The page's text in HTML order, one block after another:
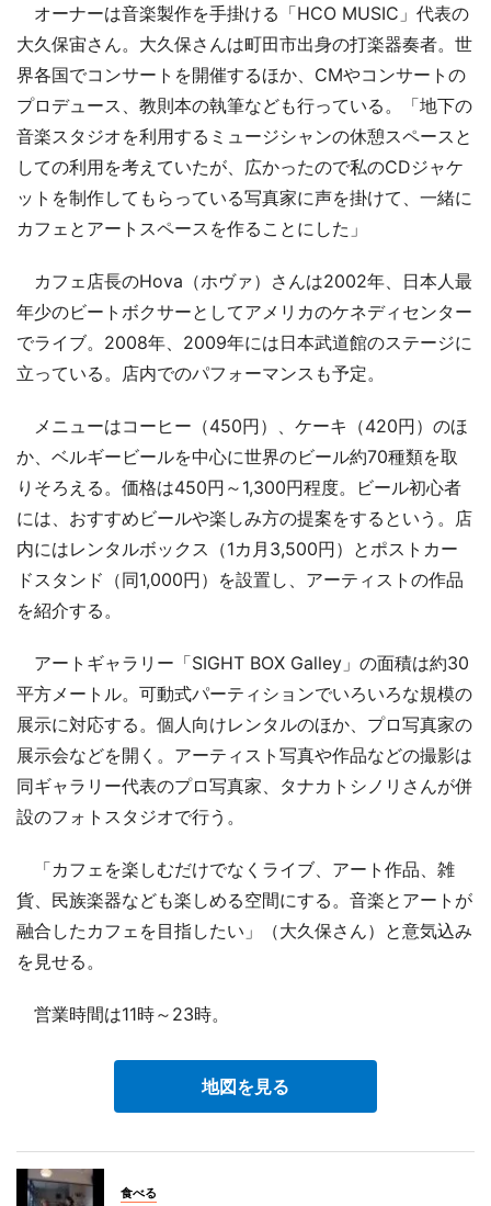
オーナーは音楽製作を手掛ける「HCO MUSIC」代表の
大久保宙さん。大久保さんは町田市出身の打楽器奏者。世
界各国でコンサートを開催するほか、CMやコンサートの
プロデュース、教則本の執筆なども行っている。「地下の
音楽スタジオを利用するミュージシャンの休憩スペースと
しての利用を考えていたが、広かったので私のCDジャケ
ットを制作してもらっている写真家に声を掛けて、一緒に
カフェとアートスペースを作ることにした」
カフェ店長のHova（ホヴァ）さんは2002年、日本人最
年少のビートボクサーとしてアメリカのケネディセンター
でライブ。2008年、2009年には日本武道館のステージに
立っている。店内でのパフォーマンスも予定。
メニューはコーヒー（450円）、ケーキ（420円）のほ
か、ベルギービールを中心に世界のビール約70種類を取
りそろえる。価格は450円～1,300円程度。ビール初心者
には、おすすめビールや楽しみ方の提案をするという。店
内にはレンタルボックス（1カ月3,500円）とポストカー
ドスタンド（同1,000円）を設置し、アーティストの作品
を紹介する。
アートギャラリー「SIGHT BOX Galley」の面積は約30
平方メートル。可動式パーティションでいろいろな規模の
展示に対応する。個人向けレンタルのほか、プロ写真家の
展示会などを開く。アーティスト写真や作品などの撮影は
同ギャラリー代表のプロ写真家、タナカトシノリさんが併
設のフォトスタジオで行う。
「カフェを楽しむだけでなくライブ、アート作品、雑
貨、民族楽器なども楽しめる空間にする。音楽とアートが
融合したカフェを目指したい」（大久保さん）と意気込み
を見せる。
営業時間は11時～23時。
地図を見る
食べる